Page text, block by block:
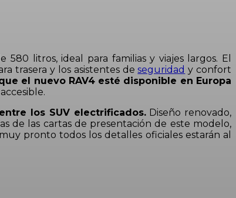
litros, ideal para familias y viajes largos. El
trasera y los asistentes deseguridad y confort
el nuevo RAV4 esté disponible en Europa
los SUV electrificados.Diseño renovado,
de las cartas de presentación de este modelo,
pronto todos los detalles oficiales estarán al